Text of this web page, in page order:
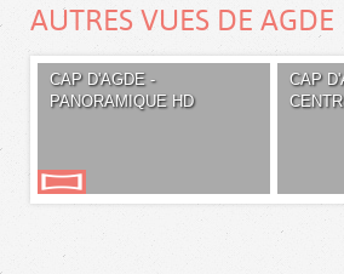
AUTRES VUES DE AGDE
CAP D'AGDE -
PANORAMIQUE HD
CAP